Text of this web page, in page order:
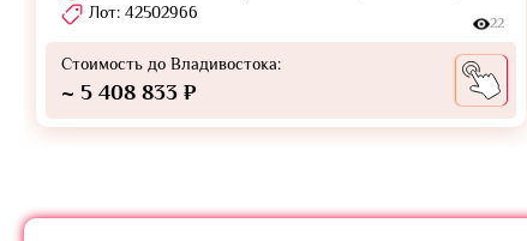
Лот: 42502966
22
Стоимость до Владивостока:
~ 5 408 833 ₽